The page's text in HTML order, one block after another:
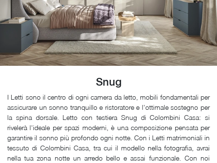
Snug
I Letti sono il centro di ogni camera da letto, mobili fondamentali per
assicurare un sonno tranquillo e ristoratore e l'ottimale sostegno per
la spina dorsale. Letto con testiera Snug di Colombini Casa: si
rivelerà l'ideale per spazi moderni, è una composizione pensata per
garantire il sonno più profondo ogni notte. Con i Letti matrimoniali in
tessuto di Colombini Casa, tra cui il modello nella fotografia, avrai
nella tua zona notte un arredo bello e assai funzionale. Con noi